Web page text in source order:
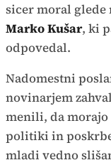
sicer moral
Marko Kušar, ki
odpovedal.
Nadomestni
novinarjem
menili, da
politiki in
mladi vedno